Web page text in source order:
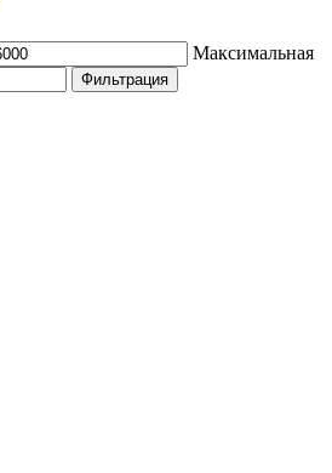
Максимальная
Фильтрация